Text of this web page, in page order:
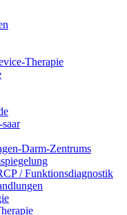
Therapie
Darm-Zentrums
/ Funktionsdiagnostik